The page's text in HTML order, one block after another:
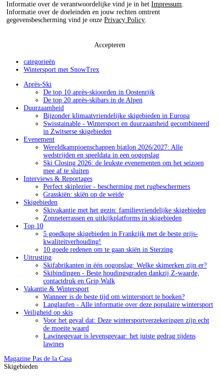
Informatie over de verantwoordelijke vind je in hetImpressum.
Informatie over de doeleinden en jouw rechten omtrent
gegevensbescherming vind je onzePrivacy Policy.
Accepteren
categorieën
Wintersport met SnowTrex
Après-Ski
De top 10 après-skioorden in Oostenrijk
De top 20 après-skibars in de Alpen
Duurzaamheid
Bijzonder klimaatvriendelijke skigebieden in Europa
Swisstainable - Wintersport en duurzaamheid gecombineerd
in Zwitserse skigebieden
Evenement
Wereldkampioenschappen biatlon 2026/2027: Alle
wedstrijden en speeldata in een oogopslag
Ski Closing 2026: de leukste evenementen om het seizoen
mee af te sluiten
Interviews & Reportages
Perfect skiplezier - bescherming met rugbeschermers
Grasskiën: skiën op de weide
Skigebieden
Skivakantie met het gezin: familievriendelijke skigebieden
Zonneterrassen en uitkijkplatforms in skigebieden
Top 10
5 goedkope skigebieden in Frankrijk met de beste prijs-
kwaliteitverhouding!
10 goede redenen om te gaan skiën in Sterzing
Uitrusting
Skifabrikanten in één oogopslag: Welke skimerken zijn er?
Skibindingen - Beste houdingsgraden dankzij Z-waarde,
contactdruk en Grip Walk
Vakantie & Wintersport
Wanneer is de beste tijd om wintersport te boeken?
Langlaufen - Alle informatie over deze populaire wintersport
Veiligheid op skis
Voor het geval dat: Deze wintersportverzekeringen zijn echt
de moeite waard
Lawinegevaar is levensgevaar: het juiste gedrag tijdens
lawines
Magazine Pas de la Casa
Skigebieden